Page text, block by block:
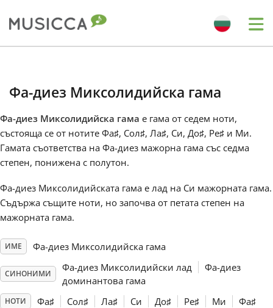
English
Français
Фа-диез Миксолидийска гама
Фа-диез Миксолидийска гама е гама от седем ноти,
състояща се от нотите Фа♯, Сол♯, Ла♯, Си, До♯, Ре♯ и Ми.
Гамата съответства на Фа-диез мажорна гама със седма
степен, понижена с полутон.
Фа-диез Миксолидийската гама е лад на Си мажорната гама.
Съдържа същите ноти, но започва от петата степен на
мажорната гама.
ИМЕ Фа-диез Миксолидийска гама
СИНОНИМИ
Фа-диез Миксолидийски лад
Фа-диез
доминантова гама
НОТИ Фа♯ Сол♯ Ла♯ Си До♯ Ре♯ Ми Фа♯